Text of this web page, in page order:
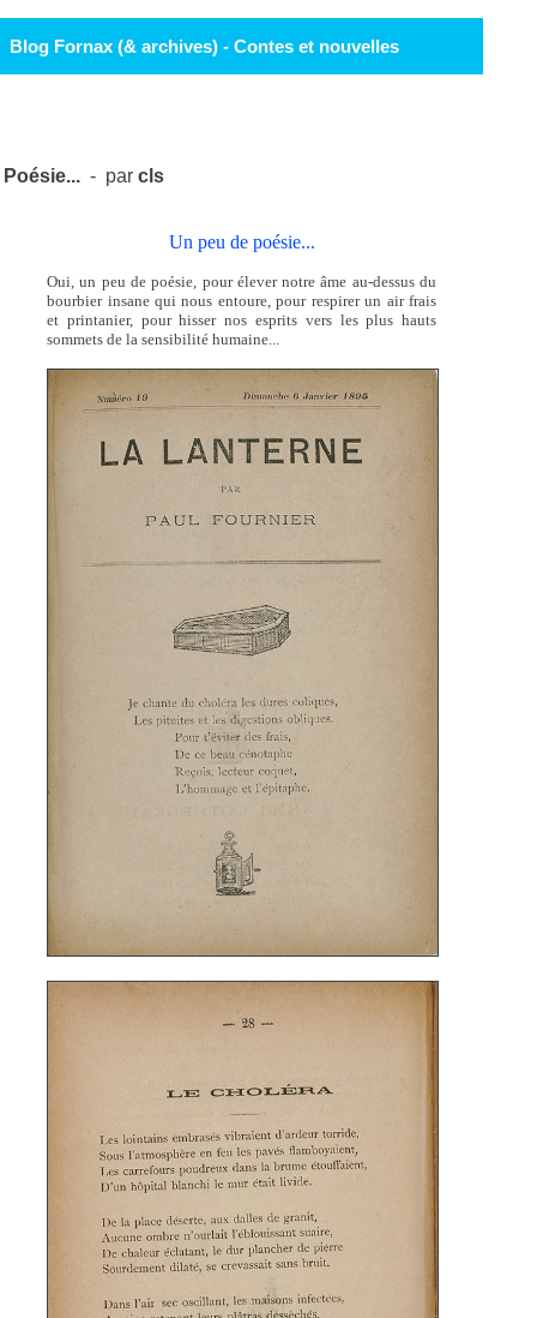
Blog Fornax (& archives) - Contes et nouvelles
Poésie... - parcls
Un peu de poésie...
Oui, un peu de poésie, pour élever notre âme au-dessus du
bourbier insane qui nous entoure, pour respirer un air frais
et printanier, pour hisser nos esprits vers les plus hauts
sommets de la sensibilité humaine...